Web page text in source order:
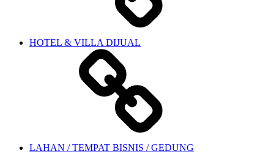
HOTEL & VILLA DIJUAL
LAHAN / TEMPAT BISNIS / GEDUNG